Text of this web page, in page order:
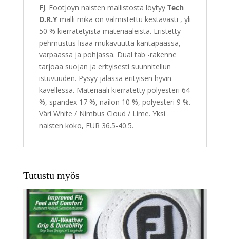
e
:
FJ. FootJoyn naisten mallistosta löytyy Tech
D.R.Ymalli mikä on valmistettu kestävästi , yli
50 % kierrätetyistä materiaaleista. Eristetty
pehmustus lisää mukavuutta kantapäässä,
varpaassa ja pohjassa. Dual tab -rakenne
tarjoaa suojan ja erityisesti suunnitellun
istuvuuden. Pysyy jalassa erityisen hyvin
kävellessä. Materiaali kierrätetty polyesteri 64
%, spandex 17 %, nailon 10 %, polyesteri 9 %.
Väri White / Nimbus Cloud / Lime. Yksi
naisten koko, EUR 36.5-40.5.
Tutustu myös